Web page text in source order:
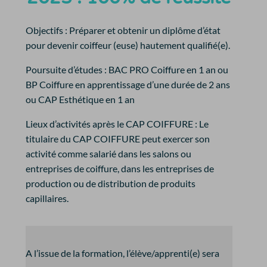
Objectifs : Préparer et obtenir un diplôme d’état
pour devenir coiffeur (euse) hautement qualifié(e).
Poursuite d’études : BAC PRO Coiffure en 1 an ou
BP Coiffure en apprentissage d’une durée de 2 ans
ou CAP Esthétique en 1 an
Lieux d’activités après le CAP COIFFURE : Le
titulaire du CAP COIFFURE peut exercer son
activité comme salarié dans les salons ou
entreprises de coiffure, dans les entreprises de
production ou de distribution de produits
capillaires.
A l’issue de la formation, l’élève/apprenti(e) sera